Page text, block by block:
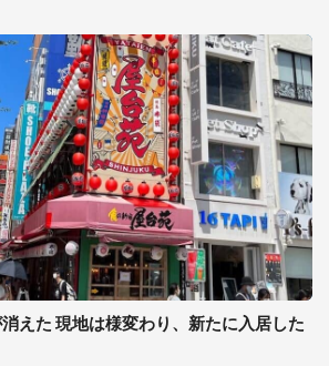
消えた 現地は様変わり、新たに入居した